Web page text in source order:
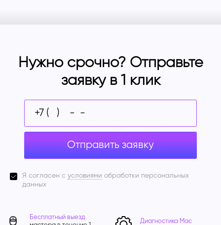
Нужно срочно? Отправьте
заявку в 1 клик
Отправить заявку
Я согласен с условиями обработки персональных
данных
Бесплатный выезд
Диагностика Mac